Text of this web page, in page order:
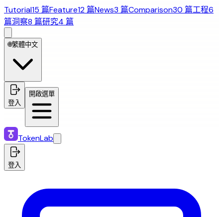
Tutorial15 篇Feature12 篇News3 篇Comparison30 篇工程6
篇洞察8 篇研究4 篇
🌐繁體中文
登入
開啟選單
TokenLab
登入